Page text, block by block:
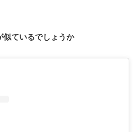
似ているでしょうか